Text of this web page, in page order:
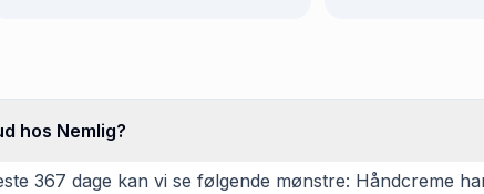
hos Nemlig?
367 dage kan vi se følgende mønstre: Håndcreme